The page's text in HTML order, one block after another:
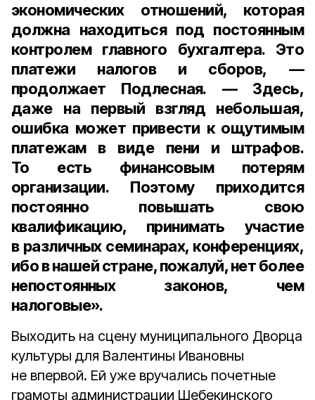
экономических отношений, которая
должна находиться под постоянным
контролем главного бухгалтера. Это
платежи налогов и сборов, —
продолжает Подлесная. — Здесь,
даже на первый взгляд небольшая,
ошибка может привести к ощутимым
платежам в виде пени и штрафов.
То есть финансовым потерям
организации. Поэтому приходится
постоянно повышать свою
квалификацию, принимать участие
в различных семинарах, конференциях,
ибо в нашей стране, пожалуй, нет более
непостоянных законов, чем
налоговые».
Выходить на сцену муниципального Дворца
культуры для Валентины Ивановны
не впервой. Ей уже вручались почетные
грамоты администрации Шебекинского